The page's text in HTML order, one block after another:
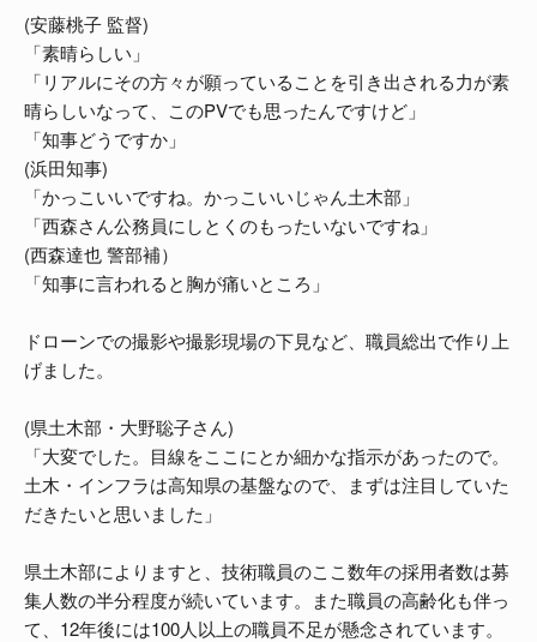
(安藤桃子 監督)
「素晴らしい」
「リアルにその方々が願っていることを引き出される力が素
晴らしいなって、このPVでも思ったんですけど」
「知事どうですか」
(浜田知事)
「かっこいいですね。かっこいいじゃん土木部」
「西森さん公務員にしとくのもったいないですね」
(西森達也 警部補）
「知事に言われると胸が痛いところ」
ドローンでの撮影や撮影現場の下見など、職員総出で作り上
げました。
(県土木部・大野聡子さん)
「大変でした。目線をここにとか細かな指示があったので。
土木・インフラは高知県の基盤なので、まずは注目していた
だきたいと思いました」
県土木部によりますと、技術職員のここ数年の採用者数は募
集人数の半分程度が続いています。また職員の高齢化も伴っ
て、12年後には100人以上の職員不足が懸念されています。